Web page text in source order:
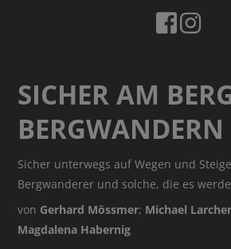
SICHER AM
BERGWANDERN
Sicher unterwegs auf Wegen und
Bergwanderer und solche, die es
von Gerhard Mössmer; Michael Larcher
Magdalena Habernig